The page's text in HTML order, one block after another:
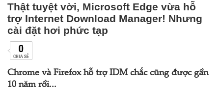
Thật tuyệt vời, Microsoft Edge vừa hỗ
trợ Internet Download Manager! Nhưng
cài đặt hơi phức tạp
0
CHIA SẺ
Chrome và Firefox hỗ trợ IDM chắc cũng được gần
10 năm rồi...